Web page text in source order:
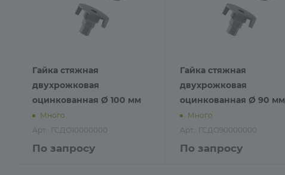
Гайка стяжная
двухрожковая
оцинкованная Ø 100 мм
Много
Арт.: ГСДО10000000
По запросу
Гайка стяжная
двухрожковая
оцинкованная Ø 90 мм
Много
Арт.: ГСДО90000000
По запросу